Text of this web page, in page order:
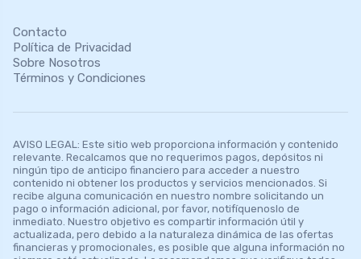
Contacto
Política de Privacidad
Sobre Nosotros
Términos y Condiciones
AVISO LEGAL: Este sitio web proporciona información y contenido
relevante. Recalcamos que no requerimos pagos, depósitos ni
ningún tipo de anticipo financiero para acceder a nuestro
contenido ni obtener los productos y servicios mencionados. Si
recibe alguna comunicación en nuestro nombre solicitando un
pago o información adicional, por favor, notifíquenoslo de
inmediato. Nuestro objetivo es compartir información útil y
actualizada, pero debido a la naturaleza dinámica de las ofertas
financieras y promocionales, es posible que alguna información no